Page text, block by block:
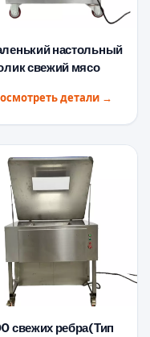
настольный
свежий мясо
детали →
свежих ребра(Тип